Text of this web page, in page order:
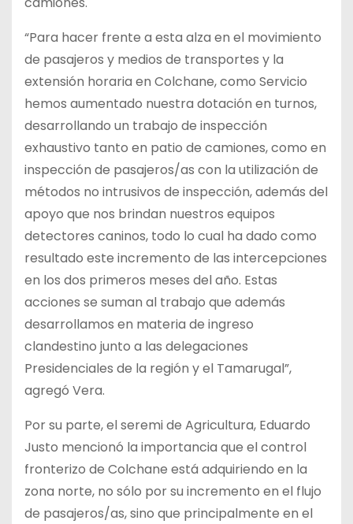
“Para hacer frente a esta alza en el movimiento
de pasajeros y medios de transportes y la
extensión horaria en Colchane, como Servicio
hemos aumentado nuestra dotación en turnos,
desarrollando un trabajo de inspección
exhaustivo tanto en patio de camiones, como en
inspección de pasajeros/as con la utilización de
métodos no intrusivos de inspección, además del
apoyo que nos brindan nuestros equipos
detectores caninos, todo lo cual ha dado como
resultado este incremento de las intercepciones
en los dos primeros meses del año. Estas
acciones se suman al trabajo que además
desarrollamos en materia de ingreso
clandestino junto a las delegaciones
Presidenciales de la región y el Tamarugal”,
agregó Vera.
Por su parte, el seremi de Agricultura, Eduardo
Justo mencionó la importancia que el control
fronterizo de Colchane está adquiriendo en la
zona norte, no sólo por su incremento en el flujo
de pasajeros/as, sino que principalmente en el